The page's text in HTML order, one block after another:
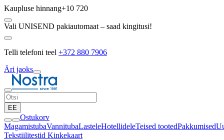
Kaupluse hinnang+10 720
Vali UNISEND pakiautomaat – saad kingitusi!
Telli telefoni teel +372 880 7906
Äri jaoks
EE
Ostukorv
MagamistubaVannitubaLasteleHotellideleTeised tootedPakkumised
Tekstiilitestid Kinkekaart